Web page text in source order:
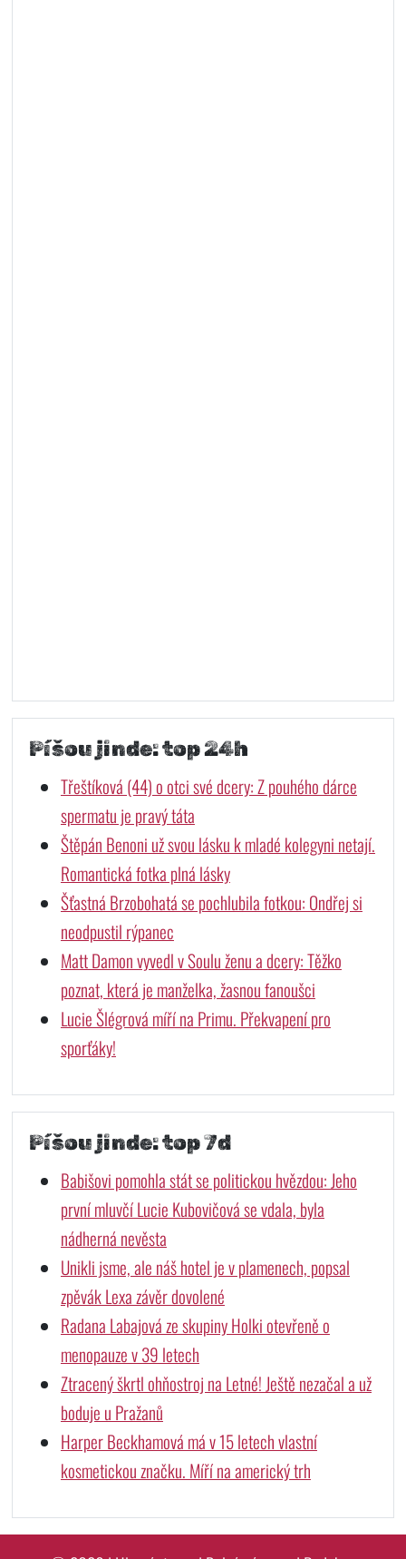
Píšou jinde: top 24h
Třeštíková (44) o otci své dcery: Z pouhého dárce
spermatu je pravý táta
Štěpán Benoni už svou lásku k mladé kolegyni netají.
Romantická fotka plná lásky
Šťastná Brzobohatá se pochlubila fotkou: Ondřej si
neodpustil rýpanec
Matt Damon vyvedl v Soulu ženu a dcery: Těžko
poznat, která je manželka, žasnou fanoušci
Lucie Šlégrová míří na Primu. Překvapení pro
sporťáky!
Píšou jinde: top 7d
Babišovi pomohla stát se politickou hvězdou: Jeho
první mluvčí Lucie Kubovičová se vdala, byla
nádherná nevěsta
Unikli jsme, ale náš hotel je v plamenech, popsal
zpěvák Lexa závěr dovolené
Radana Labajová ze skupiny Holki otevřeně o
menopauze v 39 letech
Ztracený škrtl ohňostroj na Letné! Ještě nezačal a už
boduje u Pražanů
Harper Beckhamová má v 15 letech vlastní
kosmetickou značku. Míří na americký trh